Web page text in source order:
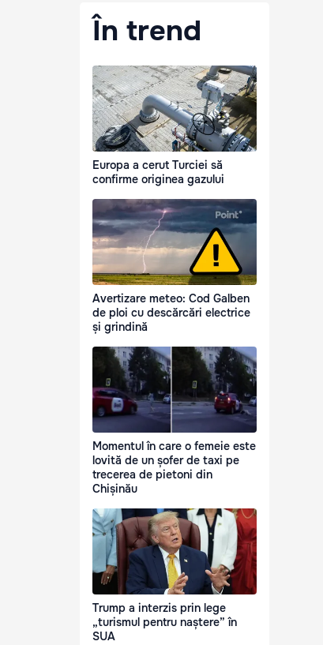
În trend
Europa a cerut Turciei să
confirme originea gazului
Avertizare meteo: Cod Galben
de ploi cu descărcări electrice
și grindină
Momentul în care o femeie este
lovită de un șofer de taxi pe
trecerea de pietoni din
Chișinău
Trump a interzis prin lege
„turismul pentru naștere” în
SUA